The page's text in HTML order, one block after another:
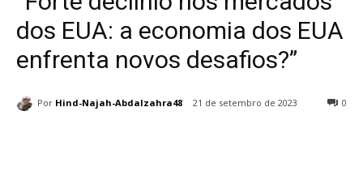
dos EUA: a economia dos EUA
enfrenta novos desafios?”
Por Hind-Najah-Abdalzahra48 21 de setembro de 2023 0